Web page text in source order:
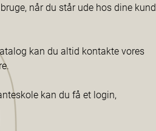
når du står ude hos dine
kan du altid kontakte vores
kan du få et login,